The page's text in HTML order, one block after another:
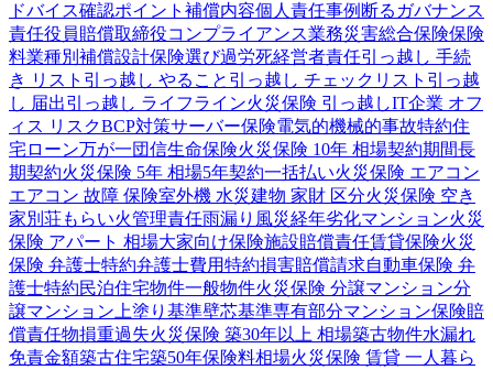
ドバイス確認ポイント 補償内容個人責任事例 断る ガバナンス
責任役員賠償取締役コンプライアンス業務災害総合保険保険
料業種別 補償設計保険選び過労死経営者責任引っ越し 手続
き リスト 引っ越し やること 引っ越し チェックリスト 引っ越
し 届出引っ越し ライフライン火災保険 引っ越しIT企業 オフ
ィス リスクBCP対策サーバー保険電気的機械的事故特約住
宅ローン万が一団信生命保険火災保険 10年 相場契約期間長
期契約火災保険 5年 相場5年契約一括払い火災保険 エアコン
エアコン 故障 保険室外機 水災建物 家財 区分火災保険 空き
家別荘もらい火管理責任雨漏り 風災経年劣化マンション火災
保険 アパート 相場大家向け保険施設賠償責任賃貸保険火災
保険 弁護士特約弁護士費用特約損害賠償請求自動車保険 弁
護士特約民泊住宅物件一般物件火災保険 分譲マンション分
譲マンション 上塗り基準壁芯基準専有部分マンション保険賠
償責任物損重過失火災保険 築30年以上 相場築古物件水漏れ
免責金額築古住宅築50年保険料相場火災保険 賃貸 一人暮ら